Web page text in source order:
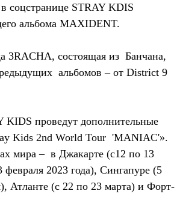
соцстранице STRAY KDIS
альбома MAXIDENT.
3RACHA, состоящая из  Банчана,
альбомов – от District 9
KIDS проведут дополнительные
Kids 2nd World Tour  'MANIAC'».
мира –  в Джакарте (с12 по 13
2023 года), Сингапуре (5
Атланте (с 22 по 23 марта) и Форт-